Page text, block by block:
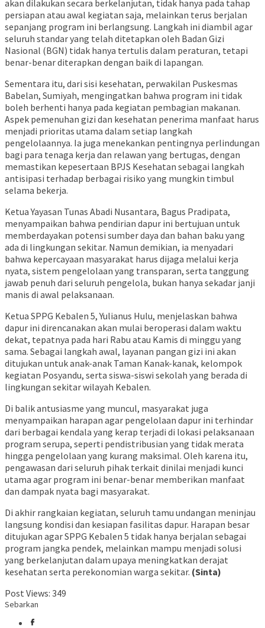
akan dilakukan secara berkelanjutan, tidak hanya pada tahap
persiapan atau awal kegiatan saja, melainkan terus berjalan
sepanjang program ini berlangsung. Langkah ini diambil agar
seluruh standar yang telah ditetapkan oleh Badan Gizi
Nasional (BGN) tidak hanya tertulis dalam peraturan, tetapi
benar-benar diterapkan dengan baik di lapangan.
Sementara itu, dari sisi kesehatan, perwakilan Puskesmas
Babelan, Sumiyah, mengingatkan bahwa program ini tidak
boleh berhenti hanya pada kegiatan pembagian makanan.
Aspek pemenuhan gizi dan kesehatan penerima manfaat harus
menjadi prioritas utama dalam setiap langkah
pengelolaannya. Ia juga menekankan pentingnya perlindungan
bagi para tenaga kerja dan relawan yang bertugas, dengan
memastikan kepesertaan BPJS Kesehatan sebagai langkah
antisipasi terhadap berbagai risiko yang mungkin timbul
selama bekerja.
Ketua Yayasan Tunas Abadi Nusantara, Bagus Pradipata,
menyampaikan bahwa pendirian dapur ini bertujuan untuk
memberdayakan potensi sumber daya dan bahan baku yang
ada di lingkungan sekitar. Namun demikian, ia menyadari
bahwa kepercayaan masyarakat harus dijaga melalui kerja
nyata, sistem pengelolaan yang transparan, serta tanggung
jawab penuh dari seluruh pengelola, bukan hanya sekadar janji
manis di awal pelaksanaan.
Ketua SPPG Kebalen 5, Yulianus Hulu, menjelaskan bahwa
dapur ini direncanakan akan mulai beroperasi dalam waktu
dekat, tepatnya pada hari Rabu atau Kamis di minggu yang
sama. Sebagai langkah awal, layanan pangan gizi ini akan
ditujukan untuk anak-anak Taman Kanak-kanak, kelompok
kegiatan Posyandu, serta siswa-siswi sekolah yang berada di
lingkungan sekitar wilayah Kebalen.
Di balik antusiasme yang muncul, masyarakat juga
menyampaikan harapan agar pengelolaan dapur ini terhindar
dari berbagai kendala yang kerap terjadi di lokasi pelaksanaan
program serupa, seperti pendistribusian yang tidak merata
hingga pengelolaan yang kurang maksimal. Oleh karena itu,
pengawasan dari seluruh pihak terkait dinilai menjadi kunci
utama agar program ini benar-benar memberikan manfaat
dan dampak nyata bagi masyarakat.
Di akhir rangkaian kegiatan, seluruh tamu undangan meninjau
langsung kondisi dan kesiapan fasilitas dapur. Harapan besar
ditujukan agar SPPG Kebalen 5 tidak hanya berjalan sebagai
program jangka pendek, melainkan mampu menjadi solusi
yang berkelanjutan dalam upaya meningkatkan derajat
kesehatan serta perekonomian warga sekitar. (Sinta)
Post Views: 349
Sebarkan